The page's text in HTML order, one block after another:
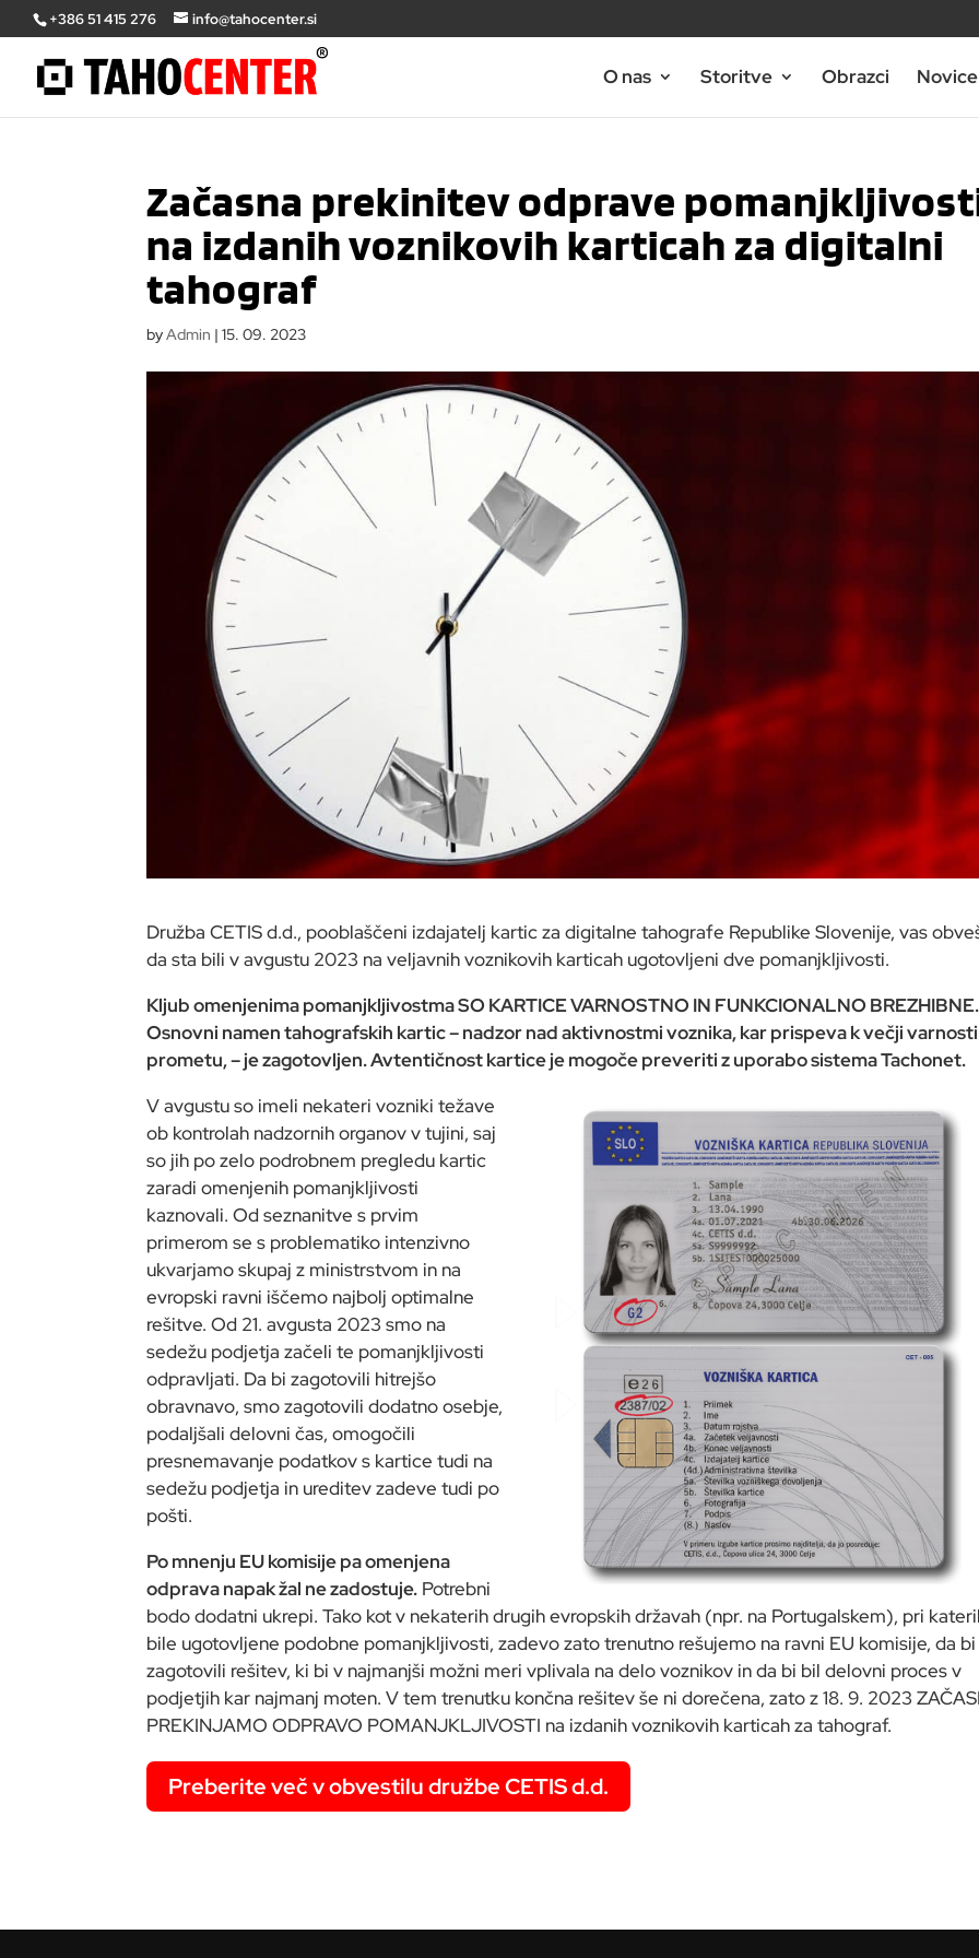
+386 51 415 276 info@tahocenter.si
O nas Storitve Obrazci
Začasna prekinitev odprave
na izdanih voznikovih karticah za digitalni
tahograf
byAdmin |15. 09. 2023
Družba CETIS d.d., pooblaščeni izdajatelj kartic za digitalne tahografe Republike Slovenije, vas
da sta bili v avgustu 2023 na veljavnih voznikovih karticah ugotovljeni dve pomanjkljivosti.
Kljub omenjenima pomanjkljivostma SO KARTICE VARNOSTNO IN FUNKCIONALNO BREZHIBNE.
Osnovni namen tahografskih kartic – nadzor nad aktivnostmi voznika, kar prispeva k večji
prometu, – je zagotovljen. Avtentičnost kartice je mogoče preveriti z uporabo sistema Tachonet.
V avgustu so imeli nekateri vozniki težave
ob kontrolah nadzornih organov v tujini, saj
so jih po zelo podrobnem pregledu kartic
zaradi omenjenih pomanjkljivosti
kaznovali. Od seznanitve s prvim
primerom se s problematiko intenzivno
ukvarjamo skupaj z ministrstvom in na
evropski ravni iščemo najbolj optimalne
rešitve. Od 21. avgusta 2023 smo na
sedežu podjetja začeli te pomanjkljivosti
odpravljati. Da bi zagotovili hitrejšo
obravnavo, smo zagotovili dodatno osebje,
podaljšali delovni čas, omogočili
presnemavanje podatkov s kartice tudi na
sedežu podjetja in ureditev zadeve tudi po
pošti.
Po mnenju EU komisije pa omenjena
odprava napak žal ne zadostuje. Potrebni
bodo dodatni ukrepi. Tako kot v nekaterih drugih evropskih državah (npr. na Portugalskem), pri
bile ugotovljene podobne pomanjkljivosti, zadevo zato trenutno rešujemo na ravni EU komisije, da bi
zagotovili rešitev, ki bi v najmanjši možni meri vplivala na delo voznikov in da bi bil delovni proces v
podjetjih kar najmanj moten. V tem trenutku končna rešitev še ni dorečena, zato z 18. 9. 2023
PREKINJAMO ODPRAVO POMANJKLJIVOSTI na izdanih voznikovih karticah za tahograf.
Preberite več v obvestilu družbe CETIS d.d.